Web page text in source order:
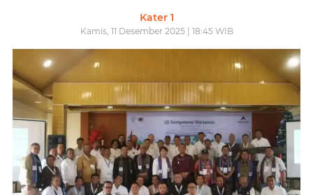
Kater 1
Kamis, 11 Desember 2025 | 18:45 WIB